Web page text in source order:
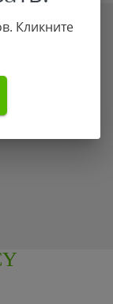
заявку
Кликните